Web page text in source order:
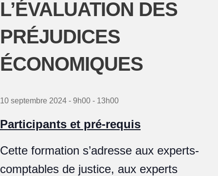
L’ÉVALUATION DES
PRÉJUDICES
ÉCONOMIQUES
10 septembre 2024 - 9h00 - 13h00
Participants et pré-requis
Cette formation s’adresse aux experts-
comptables de justice, aux experts